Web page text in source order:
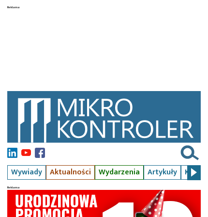
Wywiady Aktualności Wydarzenia Artykuły Kursy